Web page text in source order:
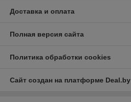
Доставка и оплата
Полная версия сайта
Политика обработки cookies
Сайт создан на платформе Deal.by